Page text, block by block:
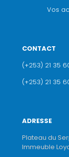
Vos
CONTACT
(+253) 21 35
(+253) 21 35
ADRESSE
Plateau du
Immeuble